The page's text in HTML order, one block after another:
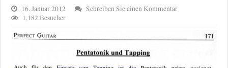
16. Januar 2012
Schreiben Sie einen Kommentar
1,182 Besucher